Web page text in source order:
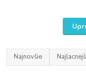
Najnovšie